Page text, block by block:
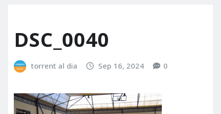
DSC_0040
torrent al dia Sep 16, 2024 0